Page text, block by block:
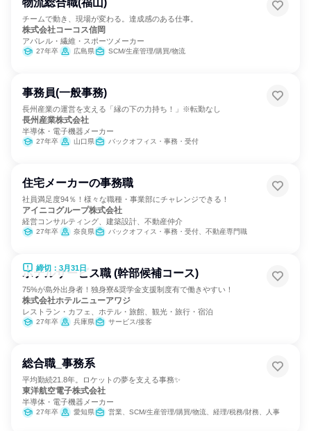
物流総合職(福山)
チームで動き、現場が変わる。達成感のある仕事。
株式会社コーコス信岡
アパレル・繊維・スポーツメーカー
27年卒 広島県 SCM/生産管理/購買/物流
事務員(一般事務)
長州産業の運営を支える「縁の下の力持ち！」※転勤なし
長州産業株式会社
半導体・電子機器メーカー
27年卒 山口県 バックオフィス・事務・受付
住宅メーカーの事務職
社員満足度94％！様々な職種・事業部にチャレンジできる！
アイニコグループ株式会社
経営コンサルティング、建築設計、不動産仲介
27年卒 奈良県 バックオフィス・事務・受付、不動産専門職
締切：3月31日
ホテルサービス職 (幹部候補コース)
75%が島外出身者！独身寮&奨学金支援制度有で働きやすい！
株式会社ホテルニューアワジ
レストラン・カフェ、ホテル・旅館、観光・旅行・宿泊
27年卒 兵庫県 サービス/接客
総合職_事務系
平均勤続21.8年。ロケットの夢を支える事務✨
東洋航空電子株式会社
半導体・電子機器メーカー
27年卒 愛知県 営業、SCM/生産管理/購買/物流、経理/税務/財務、人事